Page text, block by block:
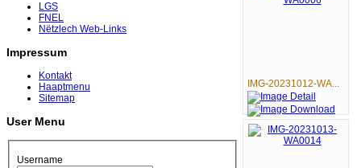
LGS
FNEL
Nëtzlech Web-Links
Impressum
Kontakt
Haaptmenu
Sitemap
User Menu
Username
IMG-20231012-WA...